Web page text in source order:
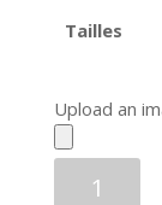
Tailles
Upload an